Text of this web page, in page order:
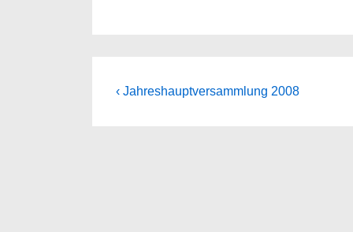
Beitragsnavigation
Previous
‹ Jahreshauptversammlung 2008